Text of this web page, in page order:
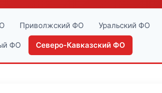
Приволжский ФО Уральский ФО
ФО Северо-Кавказский ФО